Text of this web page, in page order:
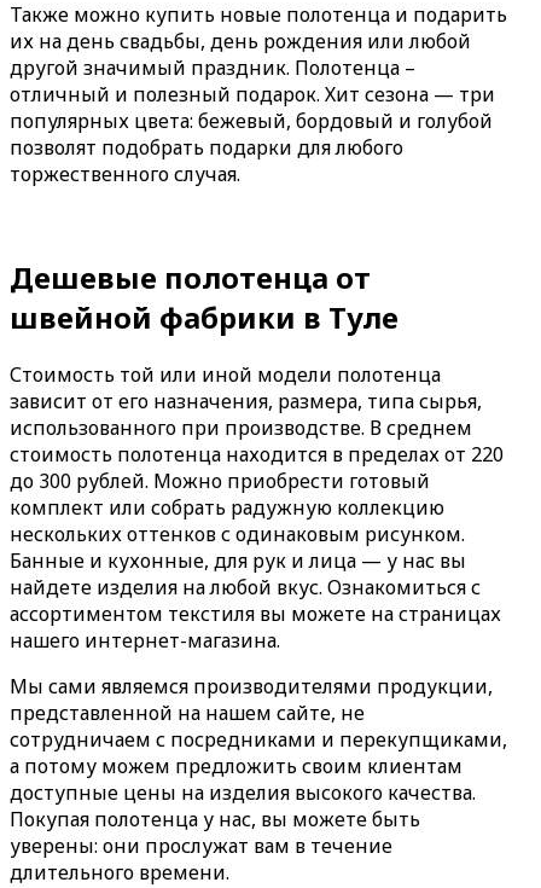
Также можно купить новые полотенца и подарить
их на день свадьбы, день рождения или любой
другой значимый праздник. Полотенца –
отличный и полезный подарок. Хит сезона — три
популярных цвета: бежевый, бордовый и голубой
позволят подобрать подарки для любого
торжественного случая.
Дешевые полотенца от
швейной фабрики в Туле
Стоимость той или иной модели полотенца
зависит от его назначения, размера, типа сырья,
использованного при производстве. В среднем
стоимость полотенца находится в пределах от 220
до 300 рублей. Можно приобрести готовый
комплект или собрать радужную коллекцию
нескольких оттенков с одинаковым рисунком.
Банные и кухонные, для рук и лица — у нас вы
найдете изделия на любой вкус. Ознакомиться с
ассортиментом текстиля вы можете на страницах
нашего интернет-магазина.
Мы сами являемся производителями продукции,
представленной на нашем сайте, не
сотрудничаем с посредниками и перекупщиками,
а потому можем предложить своим клиентам
доступные цены на изделия высокого качества.
Покупая полотенца у нас, вы можете быть
уверены: они прослужат вам в течение
длительного времени.